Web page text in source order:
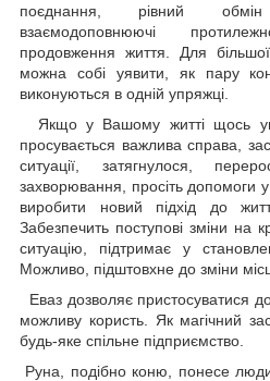
поєднання, рівний
взаємодоповнюючі
продовження життя. Для більшої
можна собі уявити, як пару
виконуються в одній упряжці.
Якщо у Вашому житті щось
просувається важлива справа,
ситуації, затягнулося,
захворювання, просіть
виробити новий підхід до
Забезпечить поступові зміни на
ситуацію, підтримає у
Можливо, підштовхне до зміни
Еваз дозволяє пристосуватися
можливу користь. Як магічний
будь-яке спільне підприємство.
Руна, подібно коню, понесе